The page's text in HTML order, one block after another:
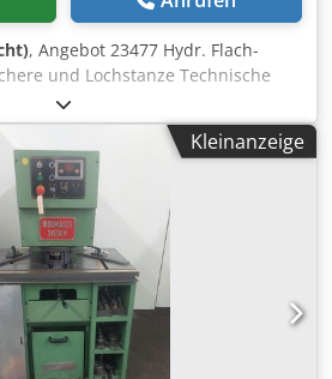
, Angebot 23477 Hydr. Flach-
und Lochstanze Technische
schneidet bis 350 x 12 mm -
L-Stahl 90° bis 100 x 10 mm
- Stabstahlschere - schneidet
Ausklinkeinrichtung -
x 90 mm - Lochstanze - Stanzkraft
- Ausladung 220 mm - locht in
- Koordinatentisch - manueller
- Antrieb 400 V / 2,2 kW -
1750 x T 1700 mm - Gewicht ca.
Kleinanzeige